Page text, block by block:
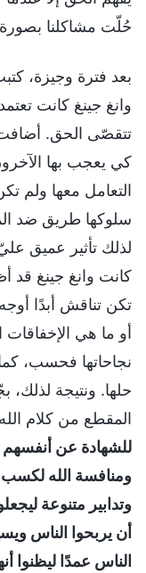
حُلّت مشاكلنا
بعد فترة وجيزة،
وانغ جينغ كانت
تتقصّى الحق. أضافت
كي يعجب بها
التعامل معها ولم
سلوكها طريق ضد
لذلك تأثير عميق
كانت وانغ جينغ قد
تكن تناقش أبدًا
أو ما هي
نجاحاتها فحسب،
حلها. ونتيجة لذلك،
المقطع من كلام
للشهادة عن أنفسهم
ومنافسة الله
وتدابير متنوعة
أن يربحوا الناس
الناس عمدًا ليظنوا